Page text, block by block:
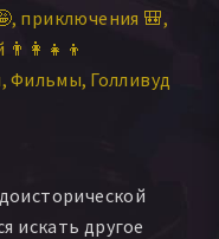
приключения 🎒
Фильмы Голливуд
искать другое